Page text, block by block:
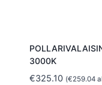
3000K
€325.10 (€259.04